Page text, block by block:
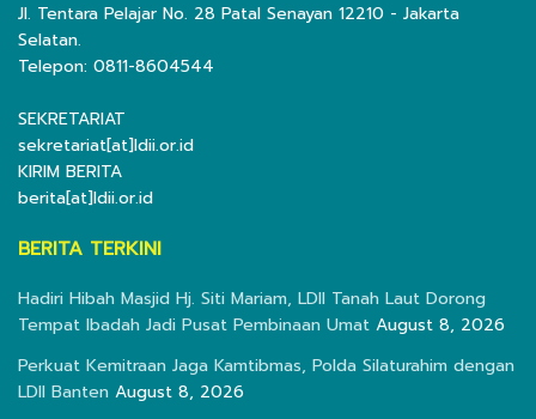
Jl. Tentara Pelajar No. 28 Patal Senayan 12210 - Jakarta
Selatan.
Telepon: 0811-8604544
SEKRETARIAT
sekretariat[at]ldii.or.id
KIRIM BERITA
berita[at]ldii.or.id
BERITA TERKINI
Hadiri Hibah Masjid Hj. Siti Mariam, LDII Tanah Laut Dorong
Tempat Ibadah Jadi Pusat Pembinaan Umat August 8, 2026
Perkuat Kemitraan Jaga Kamtibmas, Polda Silaturahim dengan
LDII Banten August 8, 2026